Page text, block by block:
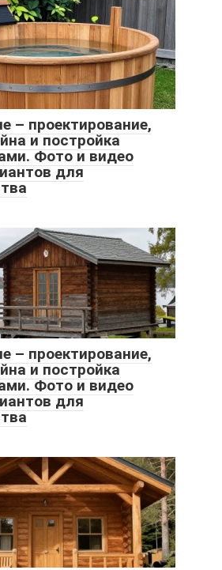
– проектирование,
и постройка
Фото и видео
для
– проектирование,
и постройка
Фото и видео
для